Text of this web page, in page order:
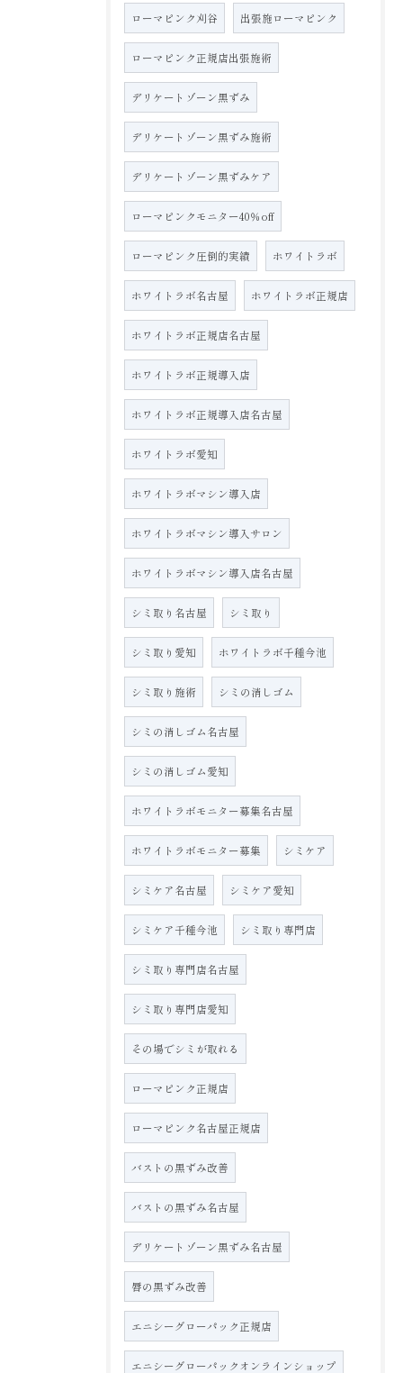
ローマピンク刈谷 出張施ローマピンク
ローマピンク正規店出張施術
デリケートゾーン黒ずみ
デリケートゾーン黒ずみ施術
デリケートゾーン黒ずみケア
ローマピンクモニター40％off
ローマピンク圧倒的実績 ホワイトラボ
ホワイトラボ名古屋 ホワイトラボ正規店
ホワイトラボ正規店名古屋
ホワイトラボ正規導入店
ホワイトラボ正規導入店名古屋
ホワイトラボ愛知
ホワイトラボマシン導入店
ホワイトラボマシン導入サロン
ホワイトラボマシン導入店名古屋
シミ取り名古屋 シミ取り
シミ取り愛知 ホワイトラボ千種今池
シミ取り施術 シミの消しゴム
シミの消しゴム名古屋
シミの消しゴム愛知
ホワイトラボモニター募集名古屋
ホワイトラボモニター募集 シミケア
シミケア名古屋 シミケア愛知
シミケア千種今池 シミ取り専門店
シミ取り専門店名古屋
シミ取り専門店愛知
その場でシミが取れる
ローマピンク正規店
ローマピンク名古屋正規店
バストの黒ずみ改善
バストの黒ずみ名古屋
デリケートゾーン黒ずみ名古屋
唇の黒ずみ改善
エニシーグローパック正規店
エニシーグローパックオンラインショップ